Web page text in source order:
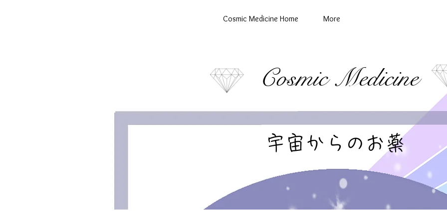
Cosmic Medicine Home More
Cosmic Medicine
宇宙からのお薬